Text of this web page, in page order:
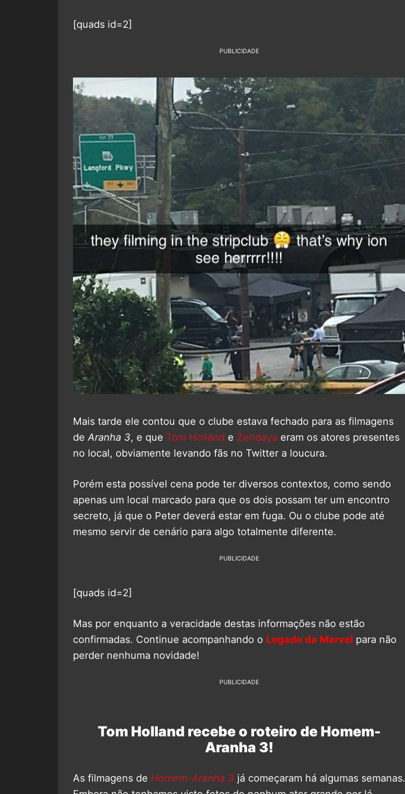
[quads id=2]
PUBLICIDADE
Mais tarde ele contou que o clube estava fechado para as filmagens
deAranha 3, e que Tom Holland e Zendaya eram os atores presentes
no local, obviamente levando fãs no Twitter a loucura.
Porém esta possível cena pode ter diversos contextos, como sendo
apenas um local marcado para que os dois possam ter um encontro
secreto, já que o Peter deverá estar em fuga. Ou o clube pode até
mesmo servir de cenário para algo totalmente diferente.
PUBLICIDADE
[quads id=2]
Mas por enquanto a veracidade destas informações não estão
confirmadas. Continue acompanhando o Legado da Marvel para não
perder nenhuma novidade!
PUBLICIDADE
Tom Holland recebe o roteiro de Homem-
Aranha 3!
As filmagens de Homem-Aranha 3 já começaram há algumas semanas.